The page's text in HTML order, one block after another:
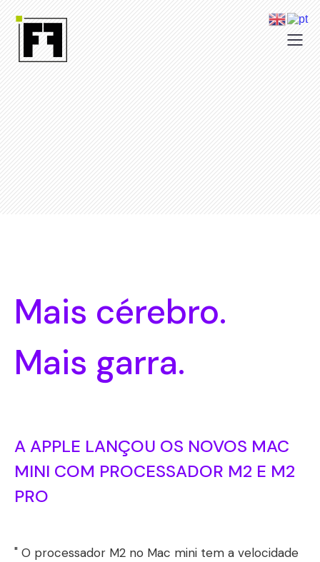
Mais cérebro.
Mais garra.
A APPLE LANÇOU OS NOVOS MAC
MINI COM PROCESSADOR M2 E M2
PRO
" O processador M2 no Mac mini tem a velocidade